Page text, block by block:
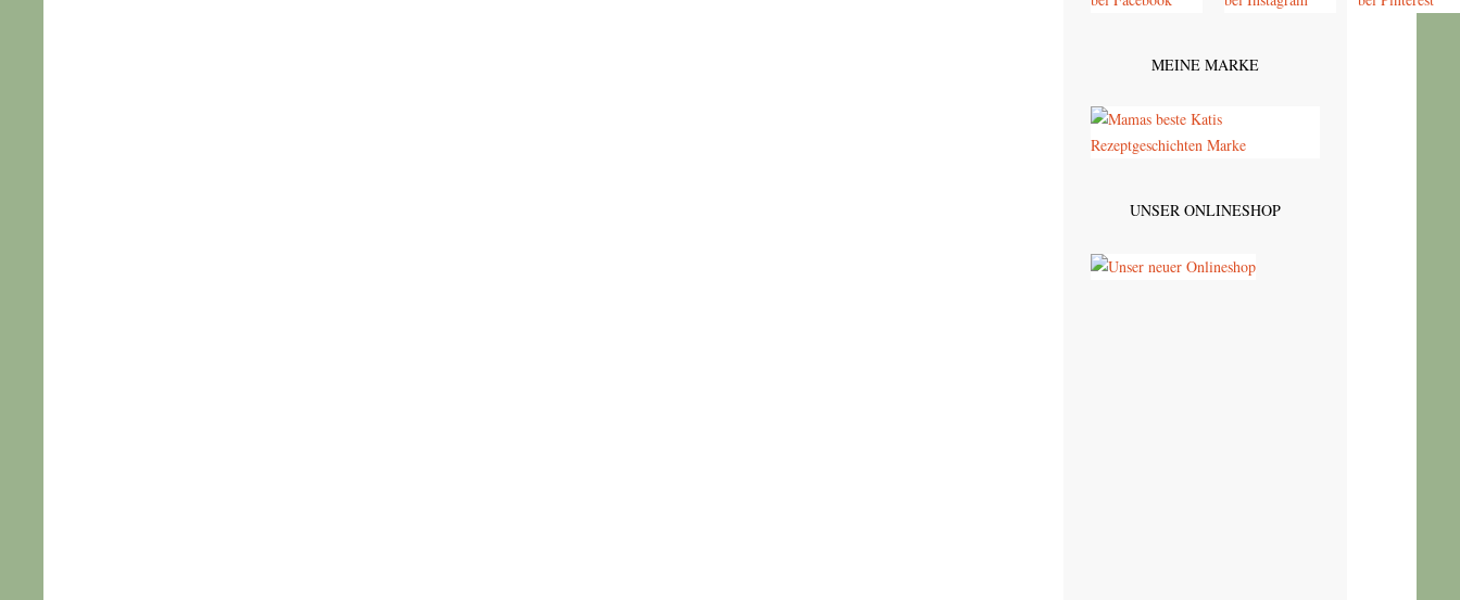
MEINE MARKE
UNSER ONLINESHOP